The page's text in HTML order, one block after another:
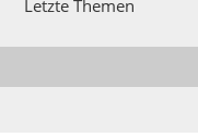
Letzte Themen